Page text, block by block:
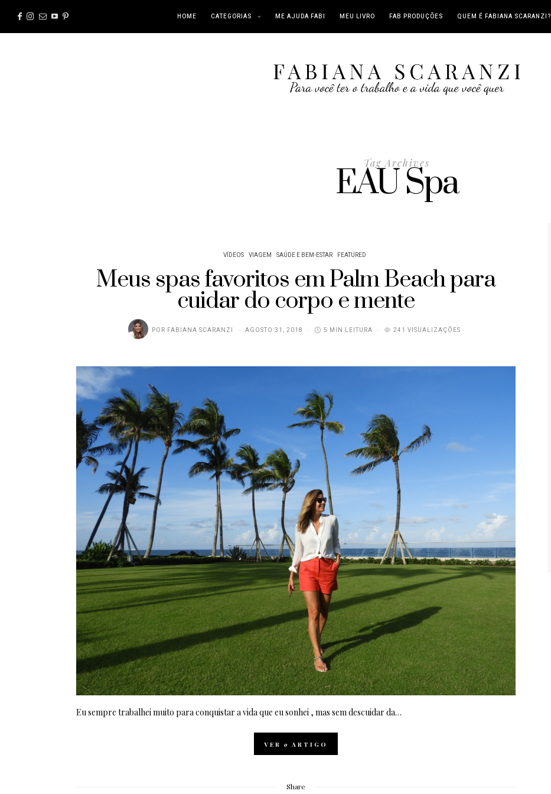
HOME CATEGORIAS ME AJUDA FABI MEU LIVRO FAB PRODUÇÕES QUEM É FABIANA SCARANZI?
Tag Archives
EAU Spa
VÍDEOS VIAGEM SAÚDE E BEM-ESTAR FEATURED
Meus spas favoritos em Palm Beach para
cuidar do corpo e mente
POR FABIANA SCARANZI AGOSTO 31, 2018 5 MIN LEITURA 241 VISUALIZAÇÕES
Eu sempre trabalhei muito para conquistar a vida que eu sonhei , mas sem descuidar da…
VER o ARTIGO
Share